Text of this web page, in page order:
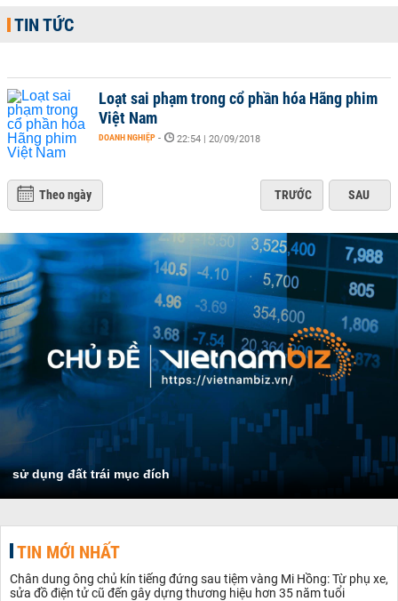
TIN TỨC
Loạt sai phạm trong cổ phần hóa Hãng phim
Việt Nam
DOANH NGHIỆP - 22:54 | 20/09/2018
Theo ngày TRƯỚC SAU
sử dụng đất trái mục đích
TIN MỚI NHẤT
Chân dung ông chủ kín tiếng đứng sau tiệm vàng Mi Hồng: Từ phụ xe,
sửa đồ điện tử cũ đến gây dựng thương hiệu hơn 35 năm tuổi